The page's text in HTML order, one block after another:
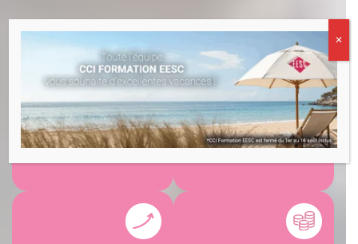
Recruter et former
son futur
Renforcer ces
équipes
✕